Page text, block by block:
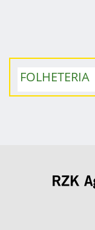
FOLHETERIA